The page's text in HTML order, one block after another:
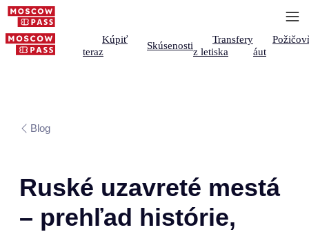
Kúpiť
teraz
Skúsenosti
Transfery
z letiska
áut
Blog
Ruské uzavreté mestá
– prehľad histórie,